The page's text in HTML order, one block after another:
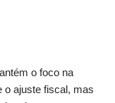
o foco na
o ajuste fiscal, mas